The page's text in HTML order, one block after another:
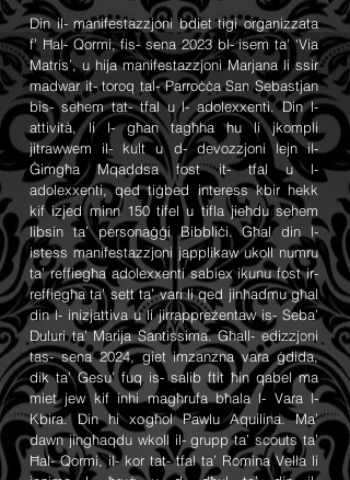
Din il- manifestazzjoni bdiet tigi organizzata
f’ Ħal- Qormi, fis- sena 2023 bl- isem ta' ‘Via
Matris’, u hija manifestazzjoni Marjana li ssir
madwar it- toroq tal- Parroċċa San Sebastjan
bis- sehem tat- tfal u l- adolexxenti.Din l-
attività, li l- għan tagħha hu li jkompli
jitrawwem il- kult u d- devozzjoni lejn il-
Ġimgħa Mqaddsa fost it- tfal u l-
adolexxenti, qed tiġbed interess kbir hekk
kif izjed minn 150 tifel u tifla jieħdu sehem
libsin ta’ personaġġi Bibbliċi.Għal din l-
istess manifestazzjoni japplikaw ukoll numru
ta’ reffiegħa adolexxenti sabiex ikunu fost ir-
reffiegħa ta’ sett ta’ vari li qed jinħadmu għal
din l- inizjattiva u li jirrappreżentaw is- Seba’
Duluri ta’ Marija Santissima. Għall- edizzjoni
tas- sena 2024, giet imzanzna vara ġdida,
dik ta’ Gesu’ fuq is- salib ftit ħin qabel ma
miet jew kif inhi magħrufa bħala l- Vara l-
Kbira. Din hi xogħol Pawlu Aquilina.Ma’
dawn jingħaqdu wkoll il- grupp ta’ scouts ta’
Ħal- Qormi, il- kor tat- tfal ta’ Romina Vella li